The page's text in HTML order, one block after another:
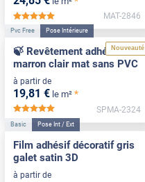
*****
MAT-2846
Nouveauté
Pvc Free Pose Intérieure
🍃 Revêtement adhésif
marron clair mat sans PVC
à partir de
19,81 € le m² *
SPMA-2324
Basic Pose Int / Ext
Film adhésif décoratif gris
galet satin 3D
à partir de